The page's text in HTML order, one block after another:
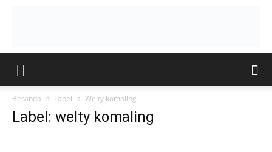
Beranda Label Welty komaling
Label: welty komaling